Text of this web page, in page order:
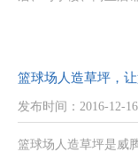
篮球场人造草坪，
发布时间：2016-12-16
篮球场人造草坪是威